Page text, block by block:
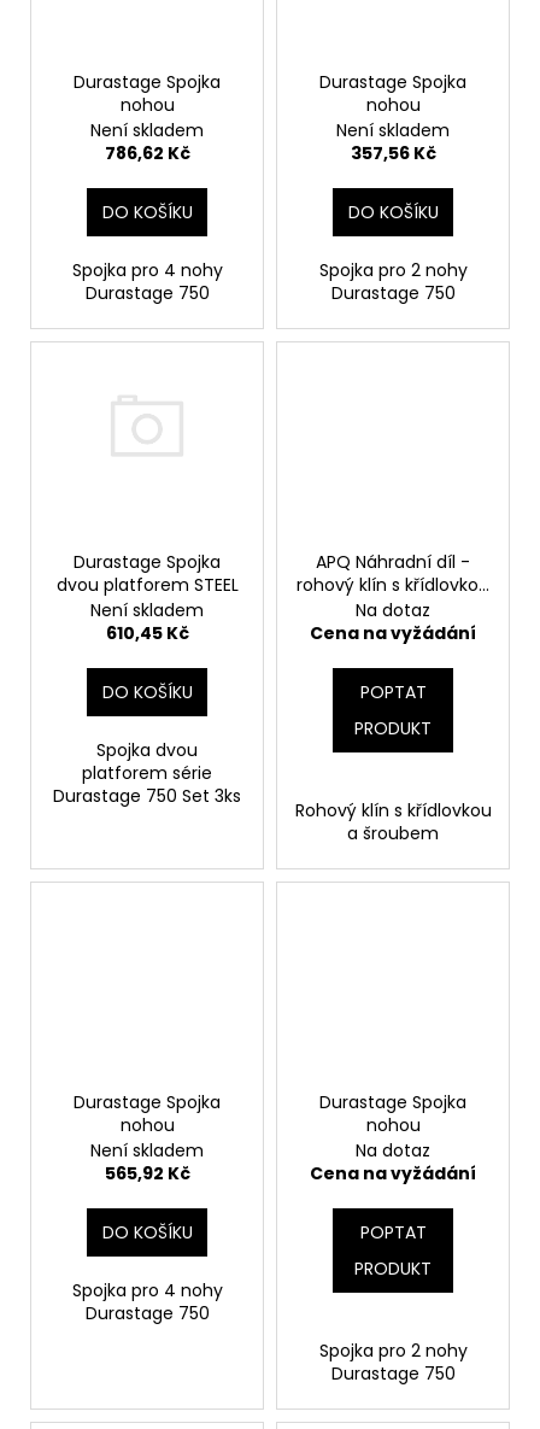
Durastage Spojka
nohou
Není skladem
786,62 Kč
DO KOŠÍKU
Spojka pro 4 nohy
Durastage 750
Durastage Spojka
nohou
Není skladem
357,56 Kč
DO KOŠÍKU
Spojka pro 2 nohy
Durastage 750
Durastage Spojka
dvou platforem STEEL
Není skladem
610,45 Kč
DO KOŠÍKU
Spojka dvou
platforem série
Durastage 750 Set 3ks
APQ Náhradní díl -
rohový klín s křídlovkou
a šroubem
Na dotaz
Cena na vyžádání
POPTAT
PRODUKT
Rohový klín s křídlovkou
a šroubem
Durastage Spojka
nohou
Není skladem
565,92 Kč
DO KOŠÍKU
Spojka pro 4 nohy
Durastage 750
Durastage Spojka
nohou
Na dotaz
Cena na vyžádání
POPTAT
PRODUKT
Spojka pro 2 nohy
Durastage 750
HLEDAT